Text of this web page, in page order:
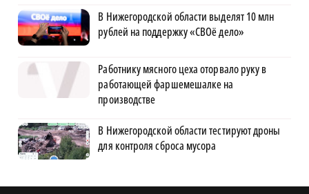
В Нижегородской области выделят 10 млн
рублей на поддержку «СВОё дело»
Работнику мясного цеха оторвало руку в
работающей фаршемешалке на
производстве
В Нижегородской области тестируют дроны
для контроля сброса мусора